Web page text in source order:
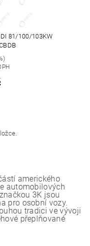
81/100/103KW
amerického
automobilových
3K jsou
pro osobní vozy.
tradici ve vývoji
přeplňované